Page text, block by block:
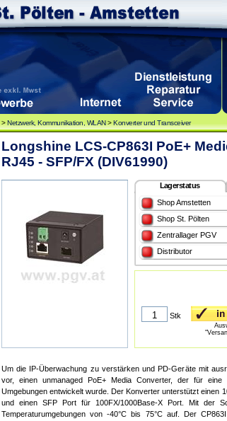
>Netzwerk, Kommunikation, WLAN>Konverter und Transceiver
Longshine LCS-CP863I PoE+
RJ45 - SFP/FX (DIV61990)
Lagerstatus
Shop Amstetten
Shop St. Pölten
Zentrallager PGV
Distributor
Stk
Um die IP-Überwachung zu verstärken und PD-Geräte mit
vor, einen unmanaged PoE+ Media Converter, der für
Umgebungen entwickelt wurde. Der Konverter unterstützt einen
und einen SFP Port für 100FX/1000Base-X Port. Mit der
Temperaturumgebungen von -40°C bis 75°C auf. Der